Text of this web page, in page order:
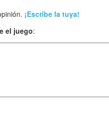
¡Escribe la tuya!
el juego: